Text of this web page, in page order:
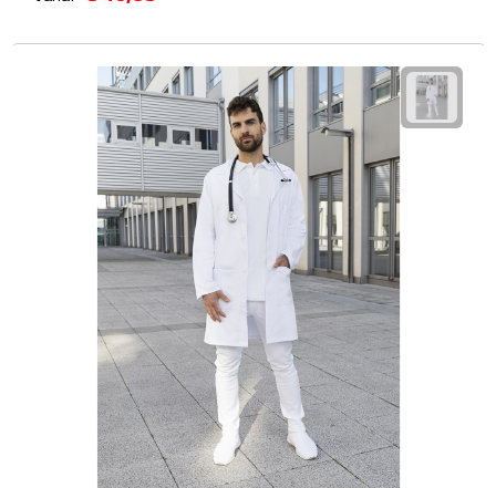
Multifunctionele documentmappen
Schrijfmappen
Multifunctionele schrijfmappen
Klemborden
Notitieboeken en Schriften
Memo's
Memoboekjes
Memo sets
Unieke memo's